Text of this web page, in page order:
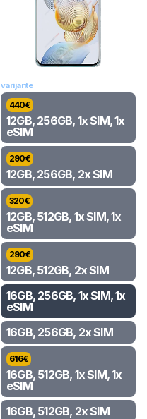
varijante
440€
12GB, 256GB, 1x SIM, 1x
eSIM
290€
12GB, 256GB, 2x SIM
320€
12GB, 512GB, 1x SIM, 1x
eSIM
290€
12GB, 512GB, 2x SIM
16GB, 256GB, 1x SIM, 1x
eSIM
16GB, 256GB, 2x SIM
616€
16GB, 512GB, 1x SIM, 1x
eSIM
16GB, 512GB, 2x SIM